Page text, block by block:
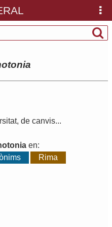
, de canvis...
en:
Rima